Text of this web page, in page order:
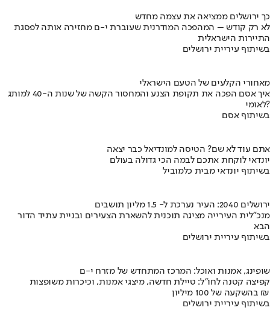
כך ירושלים ממציאה את עצמה מחדש
לא רק קודש – המהפכה המודרנית שעוברת י-ם מחזירה אותה לפסגת
התיירות הישראלית
בשיתוף עיריית ירושלים
מאחורי הקלעים של הטעם הישראלי
איך אסם הפכה את תקופת הצנע והמחסור הקשה של שנות ה-40 למותג
לאומי?
בשיתוף אסם
אתם עוד לא שם? הטיסה למונדיאל כבר יצאה
יונדאי לוקחת אתכם לבמה הכי גדולה בעולם
בשיתוף יונדאי מבית כלמוביל
ירושלים 2040: העיר נערכת ל- 1.5 מליון תושבים
מנכ"לית העירייה מציגה תוכנית להשארת הצעירים ובניית עתיד הדור
הבא
בשיתוף עיריית ירושלים
שופינג, אמנות ואוכל: המרכז המתחדש של מזרח י-ם
קפיצה קטנה לחו"ל: טיילת חדשה, מיצגי אמנות, וכיכרות משופצות
בהשקעה של 100 מיליון ₪
בשיתוף עיריית ירושלים